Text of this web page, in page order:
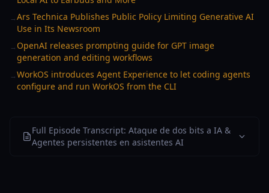
→Ars Technica Publishes Public Policy Limiting Generative AI
Use in Its Newsroom
→ OpenAI releases prompting guide for GPT image
generation and editing workflows
→WorkOS introduces Agent Experience to let coding agents
configure and run WorkOS from the CLI
Full Episode Transcript: Ataque de dos bits a IA &
Agentes persistentes en asistentes AI